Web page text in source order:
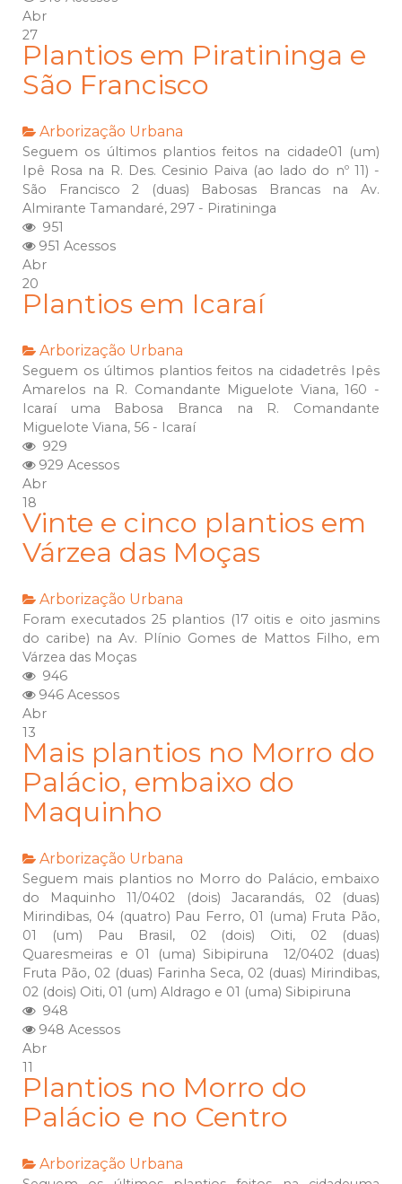
Abr
27
Plantios em Piratininga e
São Francisco
Arborização Urbana
Seguem os últimos plantios feitos na cidade01 (um)
Ipê Rosa na R. Des. Cesinio Paiva (ao lado do nº 11) -
São Francisco 2 (duas) Babosas Brancas na Av.
Almirante Tamandaré, 297 - Piratininga
951
951 Acessos
Abr
20
Plantios em Icaraí
Arborização Urbana
Seguem os últimos plantios feitos na cidadetrês Ipês
Amarelos na R. Comandante Miguelote Viana, 160 -
Icaraí uma Babosa Branca na R. Comandante
Miguelote Viana, 56 - Icaraí
929
929 Acessos
Abr
18
Vinte e cinco plantios em
Várzea das Moças
Arborização Urbana
Foram executados 25 plantios (17 oitis e oito jasmins
do caribe) na Av. Plínio Gomes de Mattos Filho, em
Várzea das Moças
946
946 Acessos
Abr
13
Mais plantios no Morro do
Palácio, embaixo do
Maquinho
Arborização Urbana
Seguem mais plantios no Morro do Palácio, embaixo
do Maquinho 11/0402 (dois) Jacarandás, 02 (duas)
Mirindibas, 04 (quatro) Pau Ferro, 01 (uma) Fruta Pão,
01 (um) Pau Brasil, 02 (dois) Oiti, 02 (duas)
Quaresmeiras e 01 (uma) Sibipiruna 12/0402 (duas)
Fruta Pão, 02 (duas) Farinha Seca, 02 (duas) Mirindibas,
02 (dois) Oiti, 01 (um) Aldrago e 01 (uma) Sibipiruna
948
948 Acessos
Abr
11
Plantios no Morro do
Palácio e no Centro
Arborização Urbana